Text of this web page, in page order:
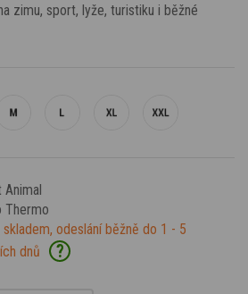
zimu, sport, lyže, turistiku i běžné
Animal
Thermo
skladem, odeslání běžně do 1 - 5
dnů
?